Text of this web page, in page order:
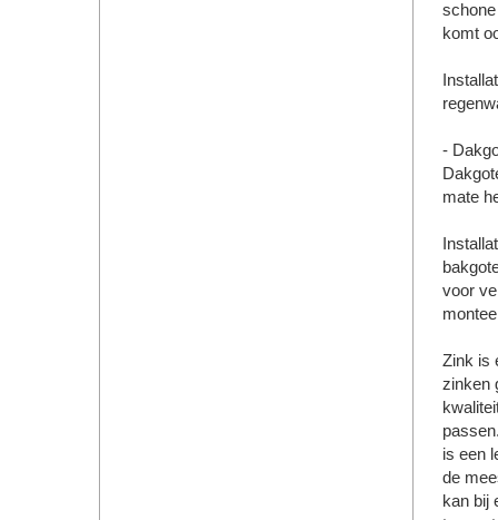
komt
-
mate
voor
Zink is
zinken
is een
de
kan bij